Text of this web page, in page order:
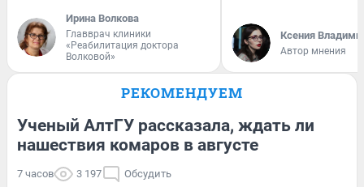
Ирина Волкова
Главврач клиники
«Реабилитация доктора
Волковой»
Ксения
Автор мнения
РЕКОМЕНДУЕМ
Ученый АлтГУ рассказала, ждать ли
нашествия комаров в августе
7 часов 3 197 Обсудить